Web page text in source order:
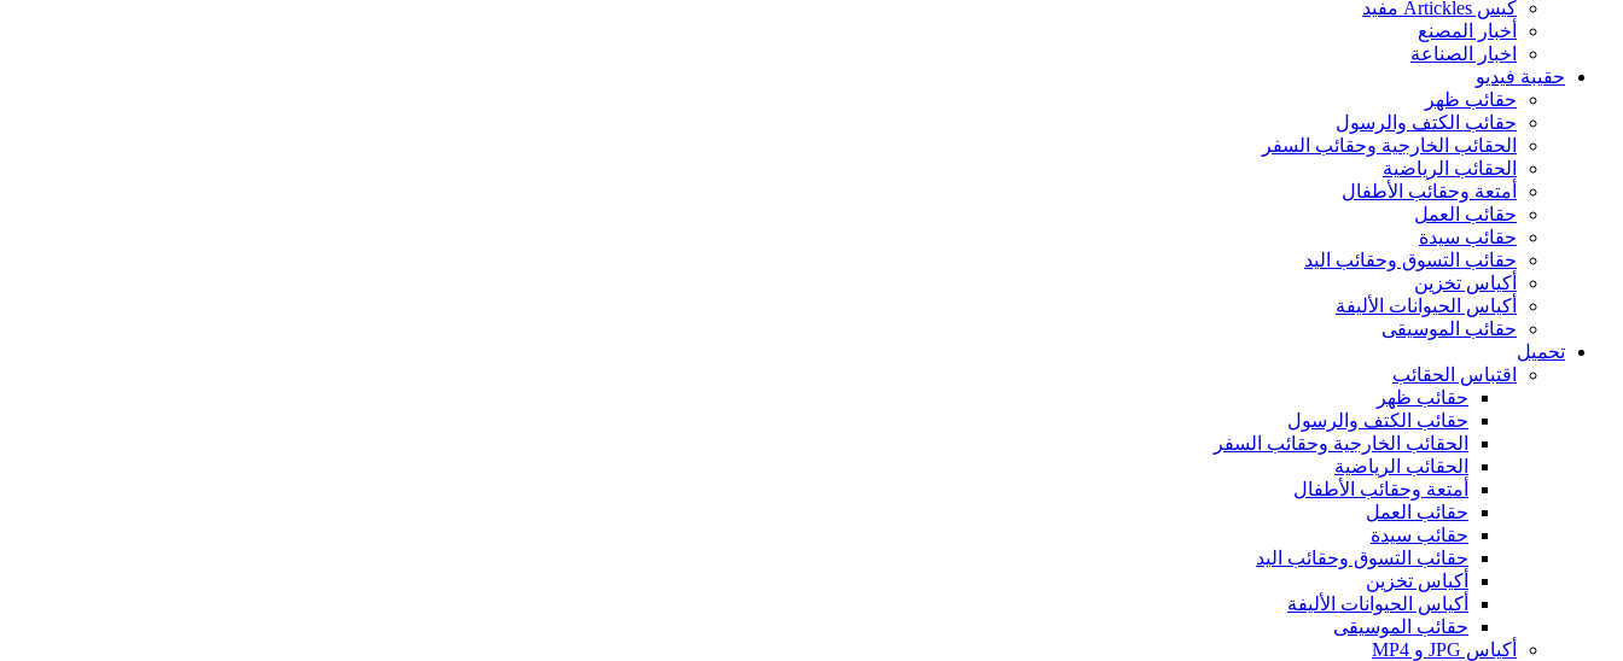
كيس Artickles مفيد
أخبار المصنع
اخبار الصناعة
حقيبة فيديو
حقائب ظهر
حقائب الكتف والرسول
الحقائب الخارجية وحقائب السفر
الحقائب الرياضية
أمتعة وحقائب الأطفال
حقائب العمل
حقائب سيدة
حقائب التسوق وحقائب اليد
أكياس تخزين
أكياس الحيوانات الأليفة
حقائب الموسيقى
تحميل
اقتباس الحقائب
حقائب ظهر
حقائب الكتف والرسول
الحقائب الخارجية وحقائب السفر
الحقائب الرياضية
أمتعة وحقائب الأطفال
حقائب العمل
حقائب سيدة
حقائب التسوق وحقائب اليد
أكياس تخزين
أكياس الحيوانات الأليفة
حقائب الموسيقى
أكياس JPG و MP4